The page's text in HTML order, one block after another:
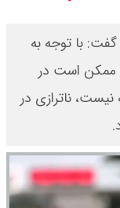
شنبه ۱۷ مرداد ۱۴۰۵ / قیمت دنا چند ؟
با پیش
با توجه به
ممکن است در
ناترازی در